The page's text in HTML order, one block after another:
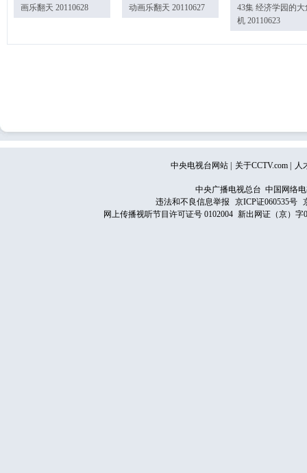
画乐翻天 20110628
动画乐翻天 20110627
43集 经济学园的大
机 20110623
中央电视台网站 关于CCTV.com 人
中央广播电视总台 中国网络
违法和不良信息举报
京ICP证060535号
网上传播视听节目许可证号 0102004 新出网证（京）